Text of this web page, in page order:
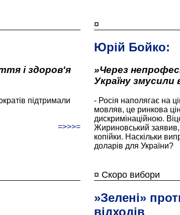
і здоров'я
підтримали
=>>>=
¤
Юрій Бойко:
»Через
Україну
- Росія наполягає на
мовляв, це ринкова
дискримінаційною.
Жириновський заявив,
копійки. Наскільки
доларів для України?
¤ Скоро вибори
»Зелені»
відходів